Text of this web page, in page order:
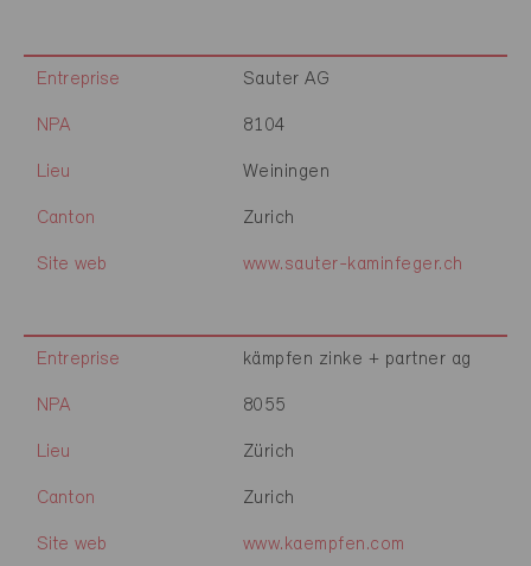
Entreprise Sauter AG
NPA 8104
Lieu Weiningen
Canton Zurich
Site web www.sauter-kaminfeger.ch
Entreprise kämpfen zinke + partner ag
NPA 8055
Lieu Zürich
Canton Zurich
Site web www.kaempfen.com